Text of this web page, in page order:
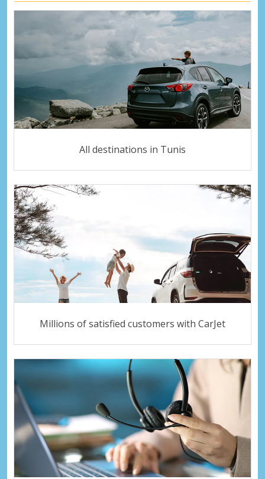
All destinations in Tunis
Millions of satisfied customers with CarJet